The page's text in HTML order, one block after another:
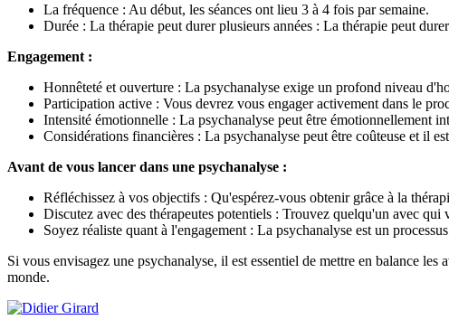
La fréquence : Au début, les séances ont lieu 3 à 4 fois par semaine.
Durée : La thérapie peut durer plusieurs années : La thérapie peut
Engagement :
Honnêteté et ouverture : La psychanalyse exige un profond niveau
Participation active : Vous devrez vous engager activement dans le
Intensité émotionnelle : La psychanalyse peut être émotionnellement
Considérations financières : La psychanalyse peut être coûteuse et il
Avant de vous lancer dans une psychanalyse :
Réfléchissez à vos objectifs : Qu'espérez-vous obtenir grâce à la
Discutez avec des thérapeutes potentiels : Trouvez quelqu'un avec
Soyez réaliste quant à l'engagement : La psychanalyse est un
Si vous envisagez une psychanalyse, il est essentiel de mettre en balance
monde.